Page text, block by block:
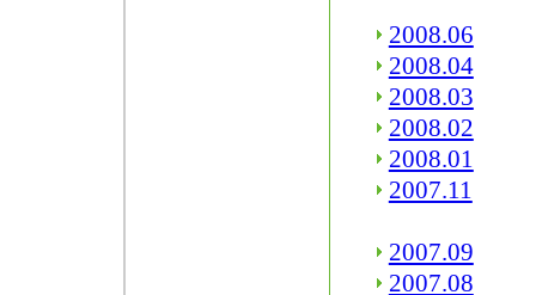
2008.06
2008.04
2008.03
2008.02
2008.01
2007.11
2007.09
2007.08